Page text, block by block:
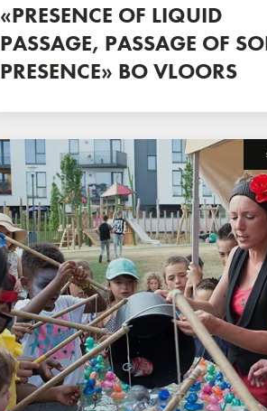
«PRESENCE OF LIQUID
PASSAGE, PASSAGE OF
PRESENCE» BO VLOORS